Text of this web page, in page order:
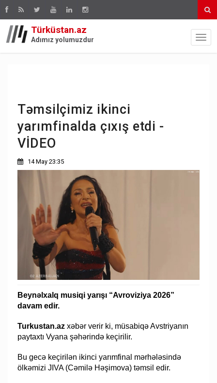
Türküstan.az
Adımız yolumuzdur
Təmsilçimiz ikinci
yarımfinalda çıxış etdi -
VİDEO
14 May 23:35
Beynəlxalq musiqi yarışı “Avroviziya 2026”
davam edir.
Turkustan.az xəbər verir ki, müsabiqə Avstriyanın
paytaxtı Vyana şəhərində keçirilir.
Bu gecə keçirilən ikinci yarımfinal mərhələsində
ölkəmizi JIVA (Cəmilə Həşimova) təmsil edir.